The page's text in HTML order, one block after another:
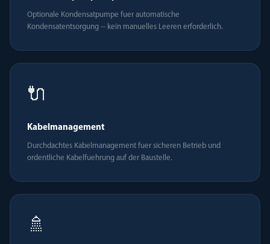
Optionale Kondensatpumpe fuer automatische
Kondensatentsorgung -- kein manuelles Leeren erforderlich.
🔌
Kabelmanagement
Durchdachtes Kabelmanagement fuer sicheren Betrieb und
ordentliche Kabelfuehrung auf der Baustelle.
🚿